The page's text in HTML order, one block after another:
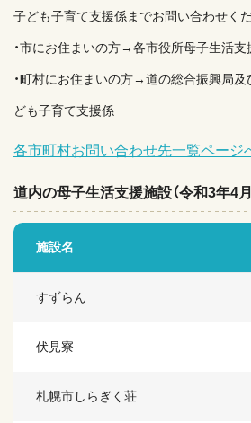
子ども子育て支援係までお問い合わせくだ
・市にお住まいの方→各市役所母子生活支
・町村にお住まいの方→道の総合振興局
ども子育て支援係
各市町村お問い合わせ先一覧ページ
道内の母子生活支援施設（令和3年4月
施設名
すずらん
伏見寮
札幌市しらぎく荘